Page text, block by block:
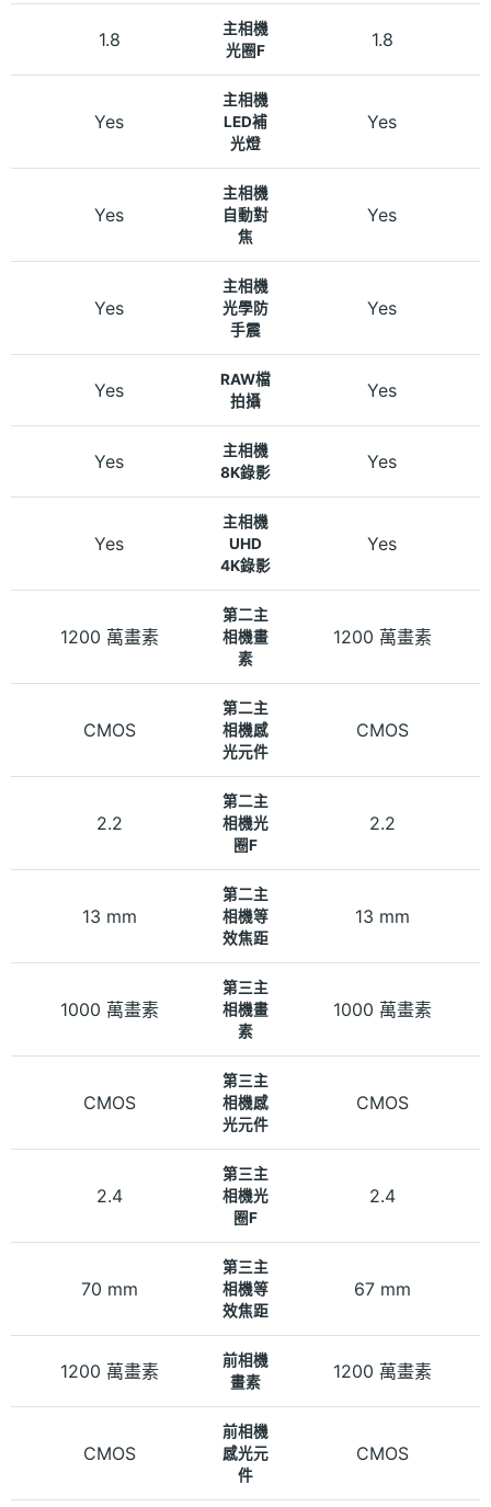
1.8
主相機
光圈F
1.8
Yes
主相機
LED補
光燈
Yes
Yes
主相機
自動對
焦
Yes
Yes
主相機
光學防
手震
Yes
Yes
RAW檔
拍攝
Yes
Yes
主相機
8K錄影
Yes
Yes
主相機
UHD
4K錄影
Yes
1200 萬畫素
第二主
相機畫
素
1200 萬畫素
CMOS
第二主
相機感
光元件
CMOS
2.2
第二主
相機光
圈F
2.2
13 mm
第二主
相機等
效焦距
13 mm
1000 萬畫素
第三主
相機畫
素
1000 萬畫素
CMOS
第三主
相機感
光元件
CMOS
2.4
第三主
相機光
圈F
2.4
70 mm
第三主
相機等
效焦距
67 mm
1200 萬畫素
前相機
畫素
1200 萬畫素
CMOS
前相機
感光元
件
CMOS